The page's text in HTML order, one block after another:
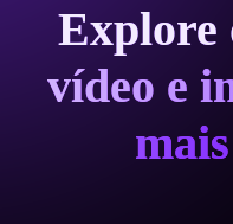
Explore
vídeo e